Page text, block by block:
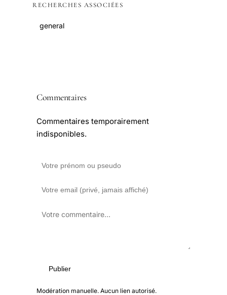
RECHERCHES ASSOCIÉES
general
Commentaires
Commentaires temporairement
indisponibles.
Publier
Modération manuelle. Aucun lien autorisé.